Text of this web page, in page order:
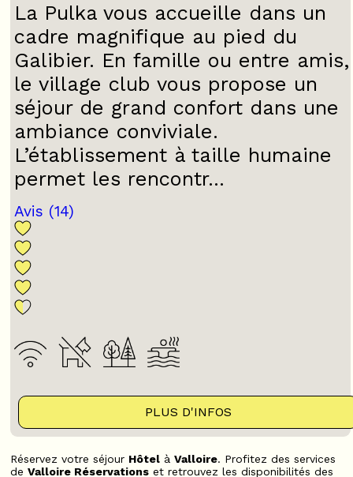
La Pulka vous accueille dans un
cadre magnifique au pied du
Galibier. En famille ou entre amis,
le village club vous propose un
séjour de grand confort dans une
ambiance conviviale.
L’établissement à taille humaine
permet les rencontr...
Avis (14)
PLUS D'INFOS
Réservez votre séjour Hôtel à Valloire. Profitez des services
de Valloire Réservations et retrouvez les disponibilités des